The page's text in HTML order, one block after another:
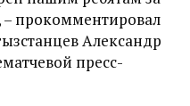
– прокомментировал
Александр
пресс-